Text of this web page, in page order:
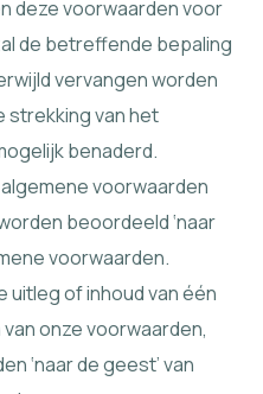
deze voorwaarden voor
de betreffende bepaling
vervangen worden
strekking van het
benaderd.
voorwaarden
beoordeeld ‘naar
voorwaarden.
uitleg of inhoud van één
onze voorwaarden,
‘naar de geest’ van